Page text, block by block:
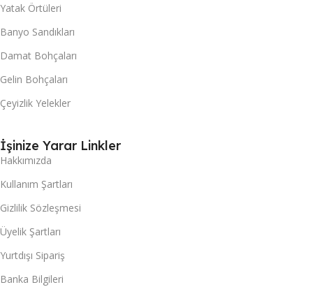
Yatak Örtüleri
Banyo Sandıkları
Damat Bohçaları
Gelin Bohçaları
Çeyizlik Yelekler
İşinize Yarar Linkler
Hakkımızda
Kullanım Şartları
Gizlilik Sözleşmesi
Üyelik Şartları
Yurtdışı Sipariş
Banka Bilgileri